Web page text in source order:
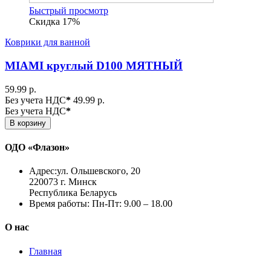
Быстрый просмотр
Скидка 17%
Коврики для ванной
MIAMI круглый D100 МЯТНЫЙ
59.99 р.
Без учета НДС* 49.99 р.
Без учета НДС*
В корзину
ОДО «Флазон»
Адрес:ул. Ольшевского, 20
220073 г. Минск
Республика Беларусь
Время работы: Пн-Пт: 9.00 – 18.00
О нас
Главная